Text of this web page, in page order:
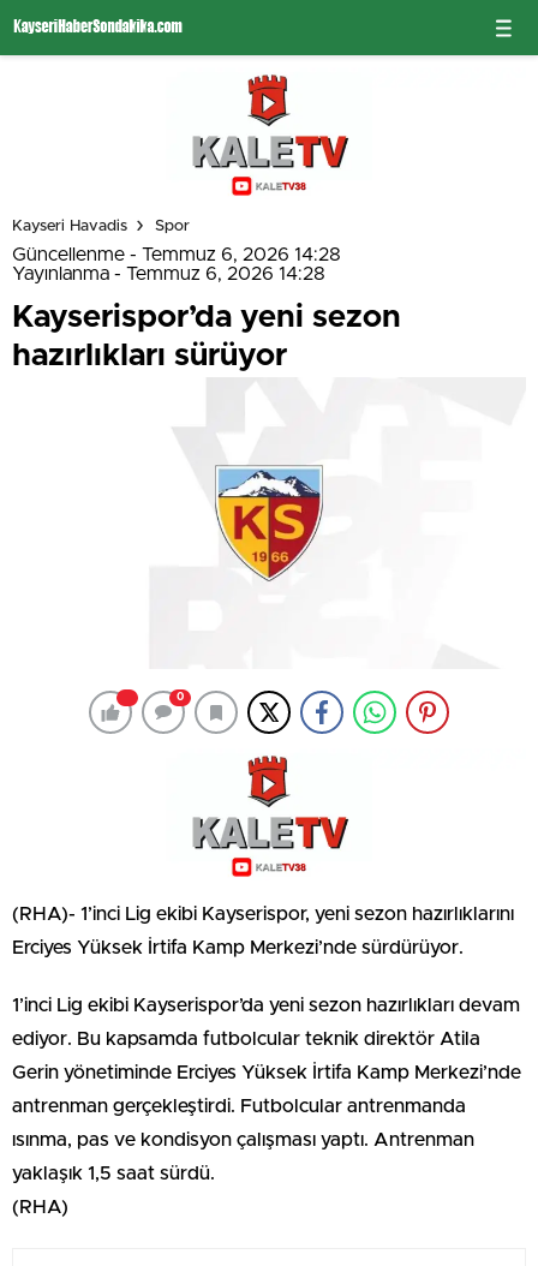
Kayseri Havadis Spor
Güncellenme - Temmuz 6, 2026 14:28
Yayınlanma - Temmuz 6, 2026 14:28
Kayserispor’da yeni sezon
hazırlıkları sürüyor
0
(RHA)- 1’inci Lig ekibi Kayserispor, yeni sezon hazırlıklarını
Erciyes Yüksek İrtifa Kamp Merkezi’nde sürdürüyor.
1’inci Lig ekibi Kayserispor’da yeni sezon hazırlıkları devam
ediyor. Bu kapsamda futbolcular teknik direktör Atila
Gerin yönetiminde Erciyes Yüksek İrtifa Kamp Merkezi’nde
antrenman gerçekleştirdi. Futbolcular antrenmanda
ısınma, pas ve kondisyon çalışması yaptı. Antrenman
yaklaşık 1,5 saat sürdü.
(RHA)